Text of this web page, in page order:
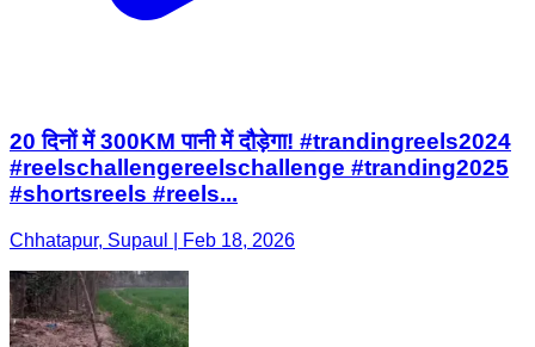
20 दिनों में 300KM पानी में दौड़ेगा! #trandingreels2024
#reelschallengereelschallenge #tranding2025
#shortsreels #reels...
Chhatapur, Supaul | Feb 18, 2026